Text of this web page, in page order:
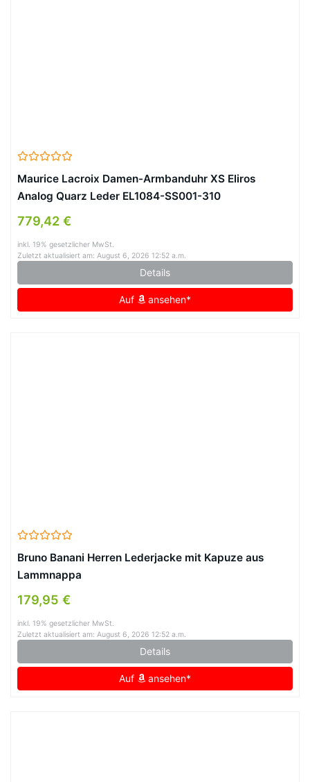
Maurice Lacroix Damen-Armbanduhr XS Eliros
Analog Quarz Leder EL1084-SS001-310
779,42 €
inkl. 19% gesetzlicher MwSt.
Zuletzt aktualisiert am: August 6, 2026 12:52 a.m.
Details
Auf ansehen*
Bruno Banani Herren Lederjacke mit Kapuze aus
Lammnappa
179,95 €
inkl. 19% gesetzlicher MwSt.
Zuletzt aktualisiert am: August 6, 2026 12:52 a.m.
Details
Auf ansehen*